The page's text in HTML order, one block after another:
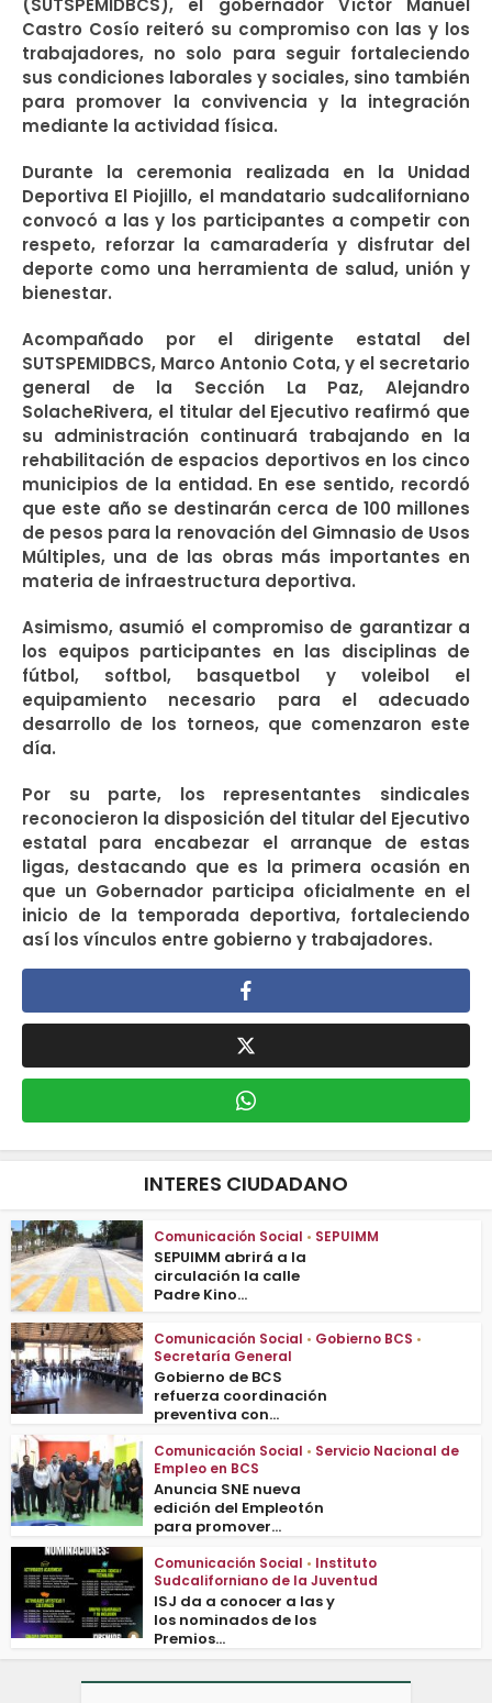
(SUTSPEMIDBCS), el gobernador Víctor Manuel
Castro Cosío reiteró su compromiso con las y los
trabajadores, no solo para seguir fortaleciendo
sus condiciones laborales y sociales, sino también
para promover la convivencia y la integración
mediante la actividad física.
Durante la ceremonia realizada en la Unidad
Deportiva El Piojillo, el mandatario sudcaliforniano
convocó a las y los participantes a competir con
respeto, reforzar la camaradería y disfrutar del
deporte como una herramienta de salud, unión y
bienestar.
Acompañado por el dirigente estatal del
SUTSPEMIDBCS, Marco Antonio Cota, y el secretario
general de la Sección La Paz, Alejandro
SolacheRivera, el titular del Ejecutivo reafirmó que
su administración continuará trabajando en la
rehabilitación de espacios deportivos en los cinco
municipios de la entidad. En ese sentido, recordó
que este año se destinarán cerca de 100 millones
de pesos para la renovación del Gimnasio de Usos
Múltiples, una de las obras más importantes en
materia de infraestructura deportiva.
Asimismo, asumió el compromiso de garantizar a
los equipos participantes en las disciplinas de
fútbol, softbol, basquetbol y voleibol el
equipamiento necesario para el adecuado
desarrollo de los torneos, que comenzaron este
día.
Por su parte, los representantes sindicales
reconocieron la disposición del titular del Ejecutivo
estatal para encabezar el arranque de estas
ligas, destacando que es la primera ocasión en
que un Gobernador participa oficialmente en el
inicio de la temporada deportiva, fortaleciendo
así los vínculos entre gobierno y trabajadores.
INTERES CIUDADANO
Comunicación Social • SEPUIMM
SEPUIMM abrirá a la
circulación la calle
Padre Kino...
Comunicación Social • Gobierno BCS •
Secretaría General
Gobierno de BCS
refuerza coordinación
preventiva con...
Comunicación Social • Servicio Nacional de
Empleo en BCS
Anuncia SNE nueva
edición del Empleotón
para promover...
Comunicación Social • Instituto
Sudcaliforniano de la Juventud
ISJ da a conocer a las y
los nominados de los
Premios...